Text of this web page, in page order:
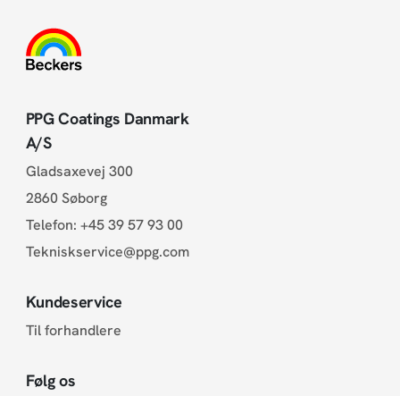
PPG Coatings Danmark
A/S
Gladsaxevej 300
2860 Søborg
Telefon: +45 39 57 93 00
Tekniskservice@ppg.com
Kundeservice
Til forhandlere
Følg os